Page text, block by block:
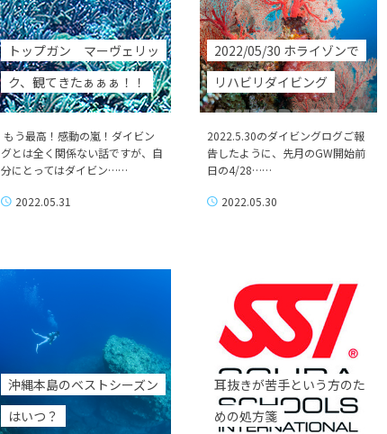
トップガン マーヴェリッ
ク、観てきたぁぁぁ！！
もう最高！感動の嵐！ダイビン
グとは全く関係ない話ですが、自
分にとってはダイビン……
2022.05.31
2022/05/30 ホライゾンで
リハビリダイビング
2022.5.30のダイビングログご報
告したように、先月のGW開始前
日の4/28……
2022.05.30
沖縄本島のベストシーズン
はいつ？
耳抜きが苦手という方のた
めの処方箋